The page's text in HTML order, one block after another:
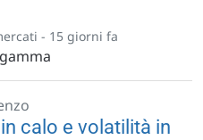
- 15 giorni fa
calo e volatilità in